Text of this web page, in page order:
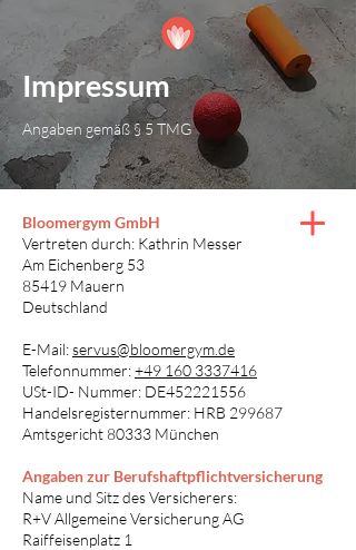
Impressum
Angaben gemäß § 5 TMG
Bloomergym GmbH
Vertreten durch: Kathrin Messer
Am Eichenberg 53
85419 Mauern
Deutschland
E-Mail:servus@bloomergym.de
Telefonnummer:+49 160 3337416
USt-ID- Nummer: DE452221556
Handelsregisternummer: HRB 299687
Amtsgericht 80333 München
Angaben zur Berufshaftpflichtversicherung
Name und Sitz des Versicherers:
R+V Allgemeine Versicherung AG
Raiffeisenplatz 1